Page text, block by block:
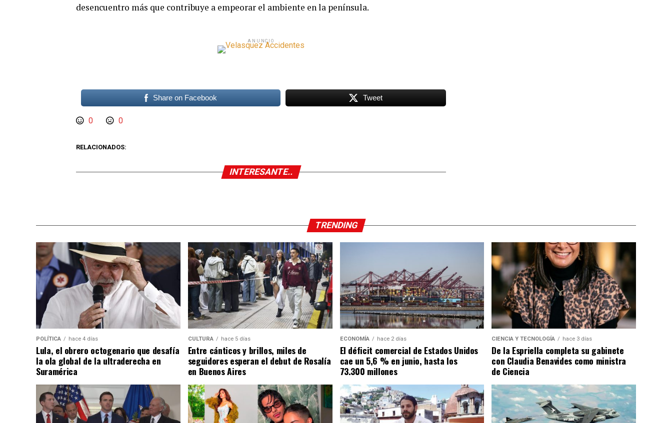
desencuentro más que contribuye a empeorar el ambiente en la península.
ANUNCIO
Share on Facebook Tweet
0 0
RELACIONADOS:
INTERESANTE..
TRENDING
POLÍTICA hace 4 días
Lula, el obrero octogenario que desafía
la ola global de la ultraderecha en
Suramérica
CULTURA hace 5 días
Entre cánticos y brillos, miles de
seguidores esperan el debut de Rosalía
en Buenos Aires
ECONOMÍA hace 2 días
El déficit comercial de Estados Unidos
cae un 5,6 % en junio, hasta los
73.300 millones
CIENCIA Y TECNOLOGÍA hace 3 días
De la Espriella completa su gabinete
con Claudia Benavides como ministra
de Ciencia